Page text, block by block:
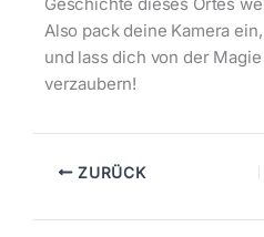
Also pack deine Kamera
und lass dich von der
verzaubern!
ZURÜCK